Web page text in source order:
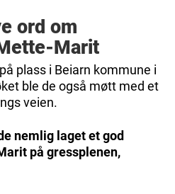
ord om
Marit
plass i Beiarn kommune i
ble de også møtt med et
veien.
nemlig laget et god
på gressplenen,